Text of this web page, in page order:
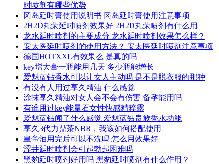
时喷剂有哪些优势
冈岛延时膏使用说明书 冈岛延时膏使用注意事项
2H2D丸荣延时喷剂效果好 2H2D丸荣喷剂有什么用
龙水延时喷剂的主要成分 龙水延时喷剂效果怎么样？
安太医延时喷剂的使用方法？ 安太医延时喷剂注意事项
德国HOTXXL有效果么 是真的吗
key增大膏一瓶能用几天 多少瓶能增长
爱魅蓝钻香水可以让女人主动吗 是不是脱衣服的那种
有没有人用过享久精油 什么感觉
涂抹享久精油对女人会不会有伤害 备孕能用吗
有谁用过key能量石女性快感精粹露
爱魅蓝钻闻了什么感觉 爱魅蓝钻贵族香水功能
享久3代力鼎茶NBB，我该如何搭配使用
皇帝油用完后可以不洗吗 怎么用效果好
涩井延时喷剂会引起勃起困难吗
黑豹延时喷剂好用吗 黑豹延时喷剂有什么作用？